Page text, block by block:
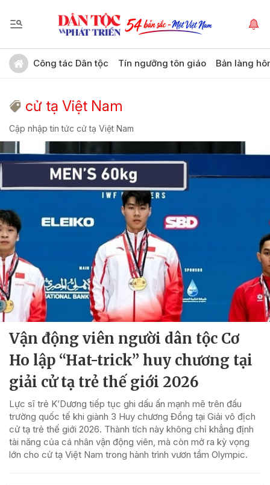
Công tác Dân tộc Tín ngưỡng tôn giáo Bản làng
cử tạ Việt Nam
Cập nhập tin tức cử tạ Việt Nam
Vận động viên người dân tộc Cơ
Ho lập “Hat-trick” huy chương tại
giải cử tạ trẻ thế giới 2026
Lực sĩ trẻ K’Dương tiếp tục ghi dấu ấn mạnh mẽ trên đấu
trường quốc tế khi giành 3 Huy chương Đồng tại Giải vô địch
cử tạ trẻ thế giới 2026. Thành tích này không chỉ khẳng định
tài năng của cá nhân vận động viên, mà còn mở ra kỳ vọng
lớn cho cử tạ Việt Nam trong hành trình vươn tầm Olympic.